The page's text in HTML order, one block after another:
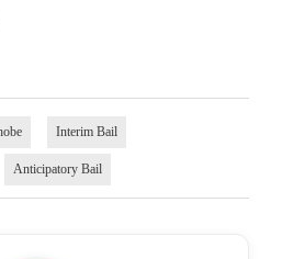
Interim Bail
Anticipatory Bail